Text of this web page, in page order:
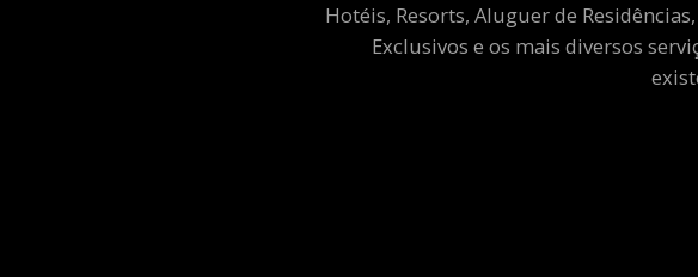
Hotéis, Resorts, Aluguer de
Exclusivos e os mais diversos